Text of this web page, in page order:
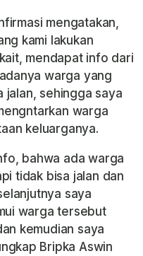
mengatakan,
kami lakukan
mendapat info dari
warga yang
jalan, sehingga saya
warga
keluarganya.
bahwa ada warga
tidak bisa jalan dan
saya
warga tersebut
kemudian saya
Bripka Aswin